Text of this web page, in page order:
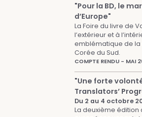
"Pour la BD, le
d’Europe"
La Foire du livre de
l’extérieur et à
emblématique de la
Corée du Sud.
COMPTE RENDU - MAI
"Une forte
Translators’
Du 2 au 4 octobre
La deuxième édition